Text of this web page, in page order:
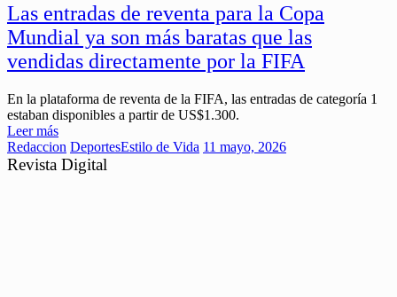
Las entradas de reventa para la Copa
Mundial ya son más baratas que las
vendidas directamente por la FIFA
En la plataforma de reventa de la FIFA, las entradas de categoría 1
estaban disponibles a partir de US$1.300.
Leer más
Redaccion DeportesEstilo de Vida 11 mayo, 2026
Revista Digital